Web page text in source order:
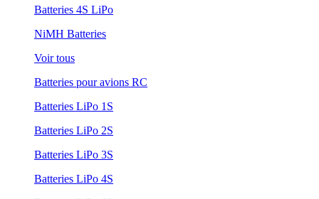
Batteries 4S LiPo
NiMH Batteries
Voir tous
Batteries pour avions RC
Batteries LiPo 1S
Batteries LiPo 2S
Batteries LiPo 3S
Batteries LiPo 4S